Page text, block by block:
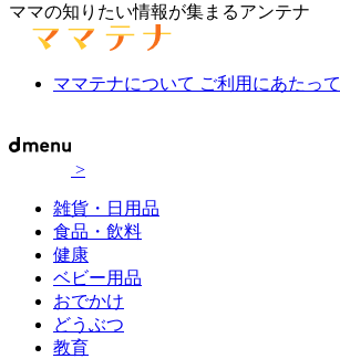
ママの知りたい情報が集まるアンテナ
ママテナについて ご利用にあたって
>
雑貨・日用品
食品・飲料
健康
ベビー用品
おでかけ
どうぶつ
教育